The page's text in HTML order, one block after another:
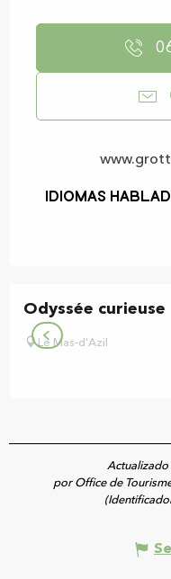
Idiomas
Idiomas
Odyssée curieuse
Le Mas-d'Azil
por Office de